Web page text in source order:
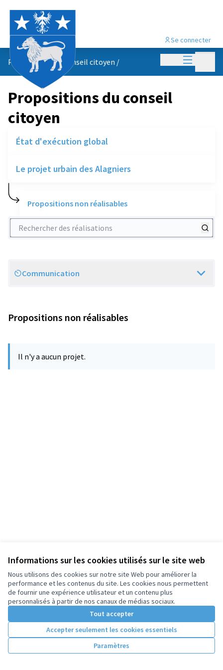
Informations sur les cookies utilisés sur le site web
Nous utilisons des cookies sur notre site Web pour améliorer la
performance et les contenus du site. Les cookies nous permettent
de fournir une expérience utilisateur et un contenu plus
personnalisés à partir de nos canaux de médias sociaux.
Tout accepter
Accepter seulement les cookies essentiels
Paramètres
Menu
Se connecter
Propositions du conseil citoyen /
Propositions du conseil
citoyen
État d'exécution global
Le projet urbain des Alagniers
Propositions non réalisables
Rechercher des réalisations
Scope
Communication
Propositions non réalisables
Il n'y a aucun projet.